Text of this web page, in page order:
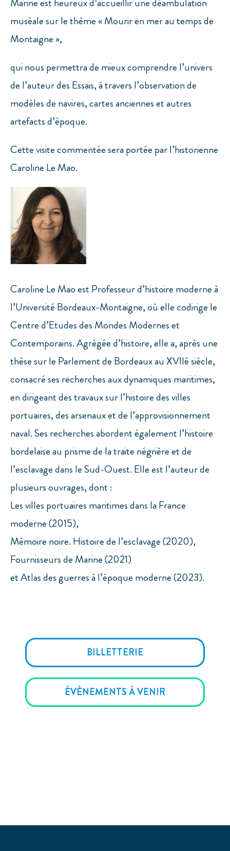
muséale sur le thème « Mourir en mer au temps de
Montaigne »,
qui nous permettra de mieux comprendre l’univers
de l’auteur des Essais, à travers l’observation de
modèles de navires, cartes anciennes et autres
artefacts d’époque.
Cette visite commentée sera portée par l’historienne
Caroline Le Mao.
Caroline Le Mao est Professeur d’histoire moderne à
l’Université Bordeaux-Montaigne, où elle codirige le
Centre d’Etudes des Mondes Modernes et
Contemporains. Agrégée d’histoire, elle a, après une
thèse sur le Parlement de Bordeaux au XVIIè siècle,
consacré ses recherches aux dynamiques maritimes,
en dirigeant des travaux sur l’histoire des villes
portuaires, des arsenaux et de l’approvisionnement
naval. Ses recherches abordent également l’histoire
bordelaise au prisme de la traite négrière et de
l’esclavage dans le Sud-Ouest. Elle est l’auteur de
plusieurs ouvrages, dont :
Les villes portuaires maritimes dans la France
moderne (2015),
Mémoire noire. Histoire de l’esclavage (2020),
Fournisseurs de Marine (2021)
et Atlas des guerres à l’époque moderne (2023).
BILLETTERIE
ÉVÈNEMENTS À VENIR